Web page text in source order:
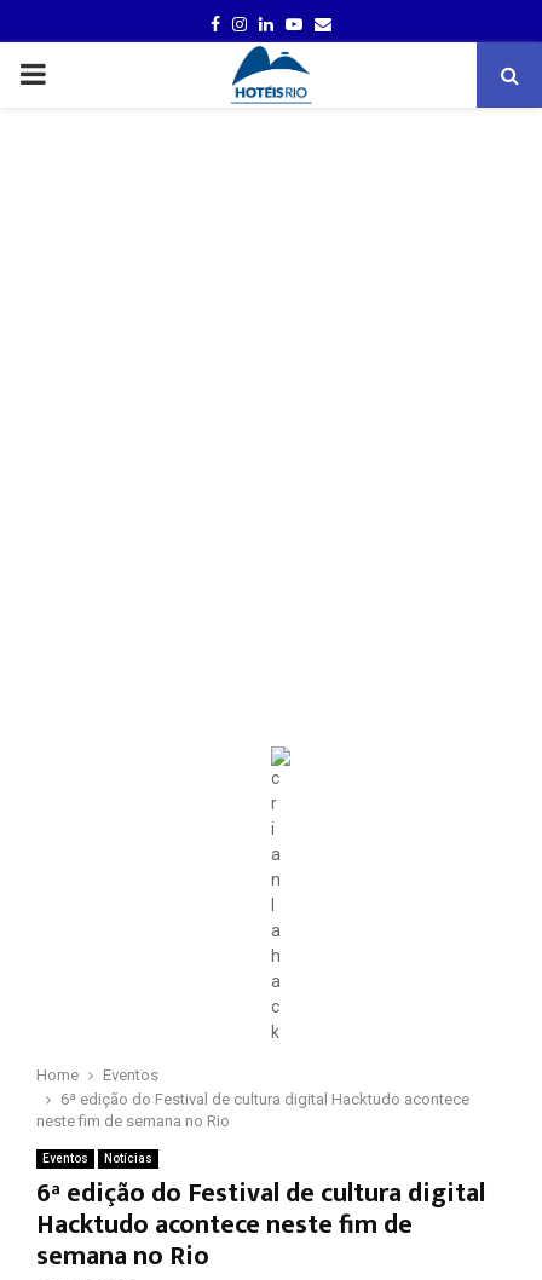
FACEBOOK
INSTAGRAM
LINKEDINYOUTUBE
EMAIL
PRIMARY
Home
Eventos
6ª edição do Festival de cultura digital Hacktudo acontece
neste fim de semana no Rio
Eventos Notícias
6ª edição do Festival de cultura digital
Hacktudo acontece neste fim de
semana no Rio